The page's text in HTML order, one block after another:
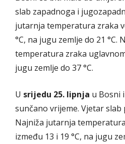
slab zapadnoga i
jutarnja temperatura zraka
°C, na jugu zemlje do 21 °C.
temperatura zraka
jugu zemlje do 37 °C.
U srijedu 25. lipnja u Bosni
sunčano vrijeme. Vjetar
Najniža jutarnja
između 13 i 19 °C, na jugu